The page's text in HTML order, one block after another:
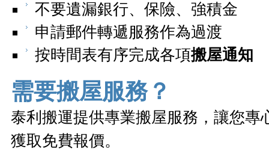
不要遺漏銀行、保險、強積金
申請郵件轉遞服務作為過渡
按時間表有序完成各項搬屋通知
需要搬屋服務？
泰利搬運提供專業搬屋服務，讓您專
獲取免費報價。